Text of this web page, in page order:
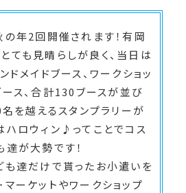
の年2回開催されます！有岡
ても見晴らしが良く、当日は
ドメイドブース、ワークショッ
ース、合計130ブースが並び
を越えるスタンプラリーが
ハロウィン♪ってことでコス
達が大勢です！
も達だけで貰ったお小遣いを
ーケットやワークショップ